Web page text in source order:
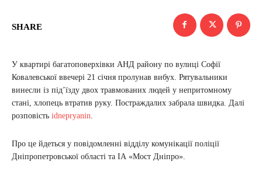
SHARE
У квартирі багатоповерхівки АНД району по вулиці Софії
Ковалевської ввечері 21 січня пролунав вибух. Рятувальники
винесли із під’їзду двох травмованих людей у непритомному
стані, хлопець втратив руку. Постраждалих забрала швидка. Далі
розповість idnepryanin
Про це йдеться у повідомленні відділу комунікації поліції
Дніпропетровської області та ІА «Мост Дніпро».